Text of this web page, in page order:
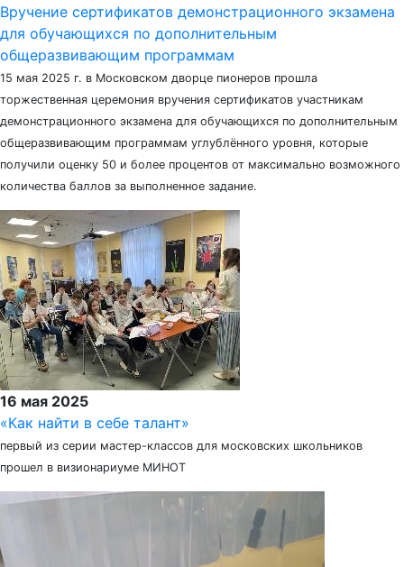
Вручение сертификатов демонстрационного экзамена
для обучающихся по дополнительным
общеразвивающим программам
15 мая 2025 г. в Московском дворце пионеров прошла
торжественная церемония вручения сертификатов участникам
демонстрационного экзамена для обучающихся по дополнительным
общеразвивающим программам углублённого уровня, которые
получили оценку 50 и более процентов от максимально возможного
количества баллов за выполненное задание.
16 мая 2025
«Как найти в себе талант»
первый из серии мастер-классов для московских школьников
прошел в визионариуме МИНОТ